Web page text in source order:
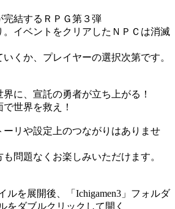
完結するＲＰＧ第３弾
。イベントをクリアしたＮＰＣは消滅
くか、プレイヤーの選択次第です。
に、宣託の勇者が立ち上がる！
世界を救え！
リや設定上のつながりはありませ
問題なくお楽しみいただけます。
を展開後、「Ichigamen3」フォルダ
をダブルクリックして開く